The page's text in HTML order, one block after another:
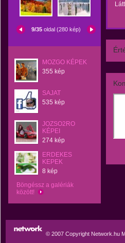
9/35 oldal (280 kép)
MOZGO KÉPEK
355 kép
SAJAT
535 kép
JOZSO2RO
KÉPEI
274 kép
ERDEKES
KEPEK
8 kép
Böngéssz a galériák
között!
© 2007 Copyright Network.hu